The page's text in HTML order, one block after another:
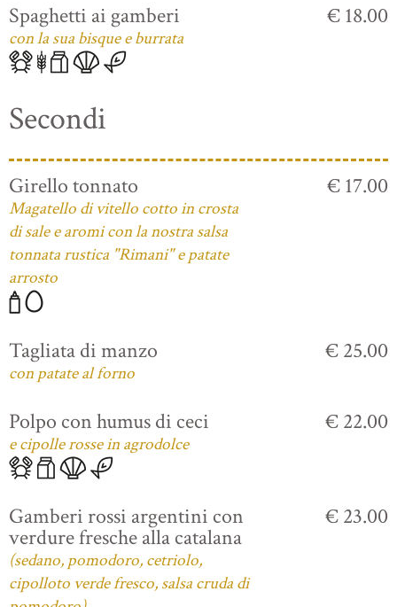
Spaghetti ai gamberi
con la sua bisque e burrata
€ 18.00
Secondi
Girello tonnato
Magatello di vitello cotto in crosta
di sale e aromi con la nostra salsa
tonnata rustica "Rimani" e patate
arrosto
€ 17.00
Tagliata di manzo
con patate al forno
€ 25.00
Polpo con humus di ceci
e cipolle rosse in agrodolce
€ 22.00
Gamberi rossi argentini con
verdure fresche alla catalana
(sedano, pomodoro, cetriolo,
cipolloto verde fresco, salsa cruda di
€ 23.00